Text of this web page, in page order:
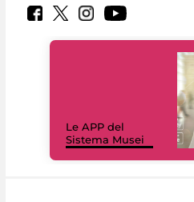
Le APP del
Sistema Musei